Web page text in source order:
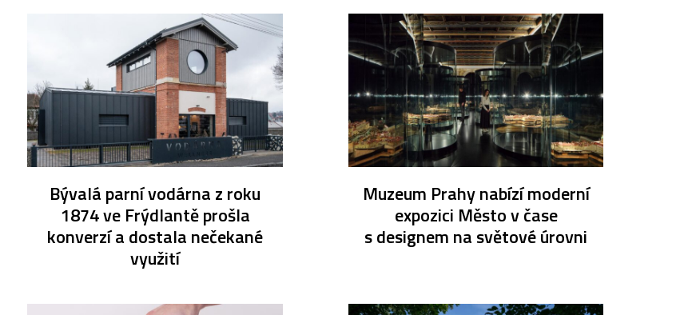
Bývalá parní vodárna z roku
1874 ve Frýdlantě prošla
konverzí a dostala nečekané
využití
Muzeum Prahy nabízí moderní
expozici Město v čase
s designem na světové úrovni